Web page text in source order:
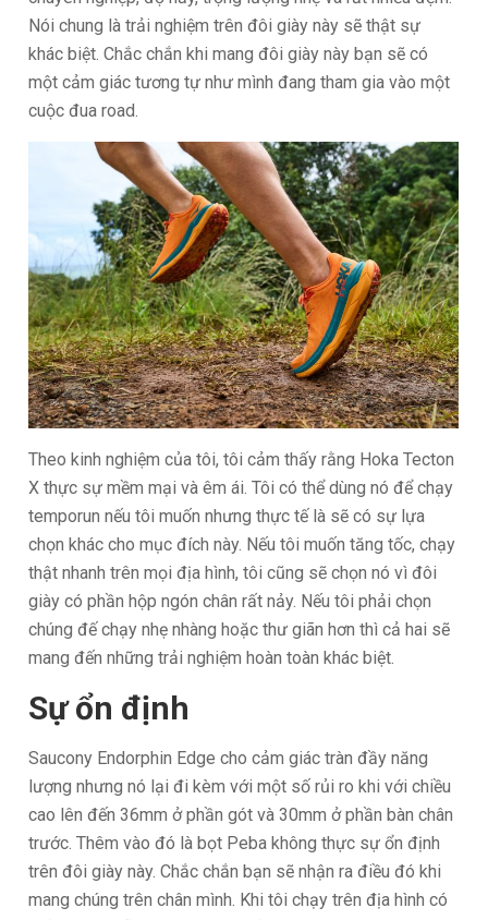
Nói chung là trải nghiệm trên đôi giày này sẽ thật sự
khác biệt. Chắc chắn khi mang đôi giày này bạn sẽ có
một cảm giác tương tự như mình đang tham gia vào một
cuộc đua road.
Theo kinh nghiệm của tôi, tôi cảm thấy rằng Hoka Tecton
X thực sự mềm mại và êm ái. Tôi có thể dùng nó để chạy
temporun nếu tôi muốn nhưng thực tế là sẽ có sự lựa
chọn khác cho mục đích này. Nếu tôi muốn tăng tốc, chạy
thật nhanh trên mọi địa hình, tôi cũng sẽ chọn nó vì đôi
giày có phần hộp ngón chân rất nảy. Nếu tôi phải chọn
chúng đế chạy nhẹ nhàng hoặc thư giãn hơn thì cả hai sẽ
mang đến những trải nghiệm hoàn toàn khác biệt.
Sự ổn định
Saucony Endorphin Edge cho cảm giác tràn đầy năng
lượng nhưng nó lại đi kèm với một số rủi ro khi với chiều
cao lên đến 36mm ở phần gót và 30mm ở phần bàn chân
trước. Thêm vào đó là bọt Peba không thực sự ổn định
trên đôi giày này. Chắc chắn bạn sẽ nhận ra điều đó khi
mang chúng trên chân mình. Khi tôi chạy trên địa hình có